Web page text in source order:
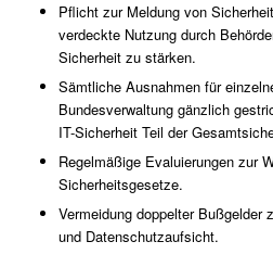
Pflicht zur Meldung von
verdeckte Nutzung durch
Sicherheit zu stärken.
Sämtliche Ausnahmen für
Bundesverwaltung gänzlich
IT-Sicherheit Teil der
Regelmäßige Evaluierungen zur
Sicherheitsgesetze.
Vermeidung doppelter Bußgelder
und Datenschutzaufsicht.